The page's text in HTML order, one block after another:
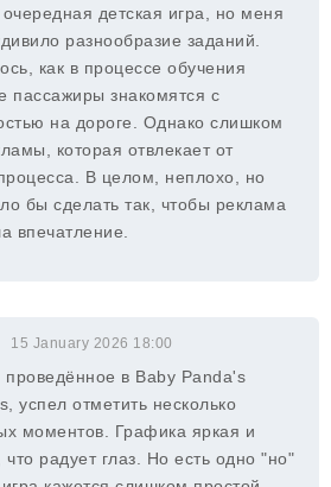
детская игра, но меня
разнообразие заданий.
как в процессе обучения
пассажиры знакомятся с
на дороге. Однако слишком
которая отвлекает от
В целом, неплохо, но
бы сделать так, чтобы реклама
впечатление.
15 January 2026 18:00
в Baby Panda's
успел отметить несколько
моментов. Графика яркая и
что радует глаз. Но есть одно "но"